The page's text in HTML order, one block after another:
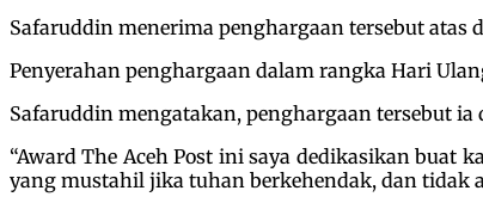
Safaruddin menerima penghargaan tersebut
Penyerahan penghargaan dalam rangka Hari
Safaruddin mengatakan, penghargaan tersebut
“Award The Aceh Post ini saya dedikasikan buat
yang mustahil jika tuhan berkehendak, dan tidak